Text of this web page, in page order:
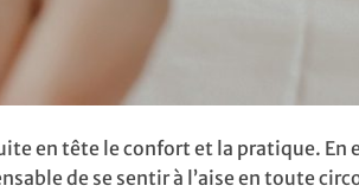
en tête le confort et la pratique. En
de se sentir à l’aise en toute